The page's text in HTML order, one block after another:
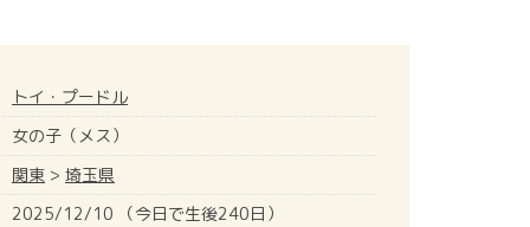
トイ・プードル
女の子（メス）
関東 > 埼玉県
2025/12/10 （今日で生後240日）